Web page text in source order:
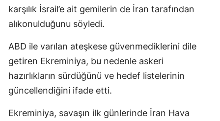
karşılık İsrail’e ait gemilerin de İran tarafından
alıkonulduğunu söyledi.
ABD ile varılan ateşkese güvenmediklerini dile
getiren Ekreminiya, bu nedenle askeri
hazırlıkların sürdüğünü ve hedef listelerinin
güncellendiğini ifade etti.
Ekreminiya, savaşın ilk günlerinde İran Hava